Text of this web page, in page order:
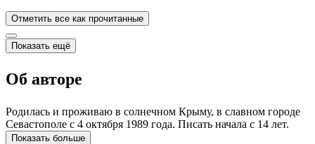
Отметить все как прочитанные
Показать ещё
Об авторе
Родилась и проживаю в солнечном Крыму, в славном городе
Севастополе с 4 октября 1989 года. Писать начала с 14 лет.
Показать больше